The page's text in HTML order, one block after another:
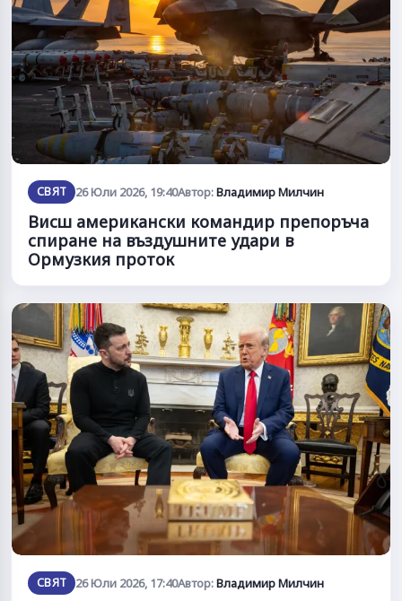
СВЯТ 26 Юли 2026, 19:40Автор:Владимир Милчин
Висш американски командир препоръча
спиране на въздушните удари в
Ормузкия проток
СВЯТ 26 Юли 2026, 17:40Автор:Владимир Милчин